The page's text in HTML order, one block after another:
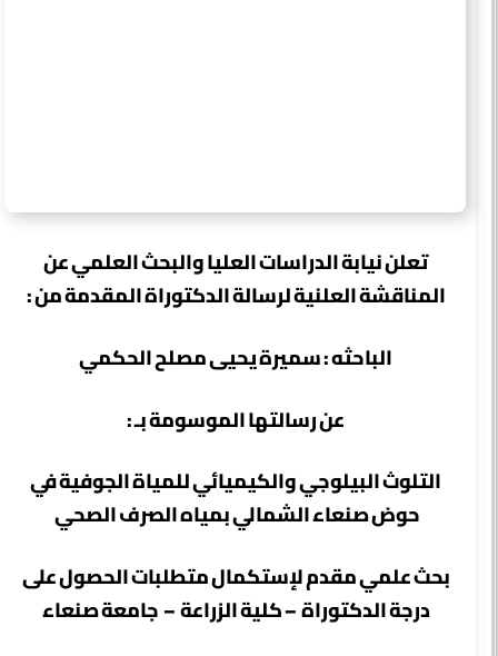
تعلن نيابة الدراسات العليا والبحث العلمي عن
المناقشة العلنية لرسالة الدكتوراة المقدمة من :
الباحثه : سميرة يحيى مصلح الحكمي
عن رسالتها الموسومة بـ :
التلوث البيلوجي والكيميائي للمياة الجوفية في
حوض صنعاء الشمالي بمياه الصرف الصحي
بحث علمي مقدم لإستكمال متطلبات الحصول على
درجة الدكتوراة – كلية الزراعة – جامعة صنعاء